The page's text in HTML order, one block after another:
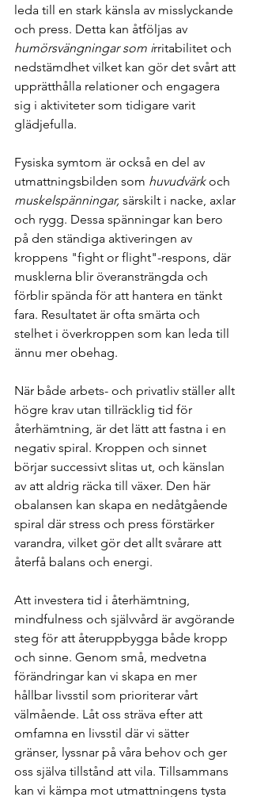
leda till en stark känsla av misslyckande
och press. Detta kan åtföljas av
humörsvängningar som irritabilitet och
nedstämdhet vilket kan gör det svårt att
upprätthålla relationer och engagera
sig i aktiviteter som tidigare varit
glädjefulla.
Fysiska symtom är också en del av
utmattningsbilden som huvudvärk och
muskelspänningar, särskilt i nacke, axlar
och rygg. Dessa spänningar kan bero
på den ständiga aktiveringen av
kroppens "fight or flight"-respons, där
musklerna blir överansträngda och
förblir spända för att hantera en tänkt
fara. Resultatet är ofta smärta och
stelhet i överkroppen som kan leda till
ännu mer obehag.
När både arbets- och privatliv ställer allt
högre krav utan tillräcklig tid för
återhämtning, är det lätt att fastna i en
negativ spiral. Kroppen och sinnet
börjar successivt slitas ut, och känslan
av att aldrig räcka till växer. Den här
obalansen kan skapa en nedåtgående
spiral där stress och press förstärker
varandra, vilket gör det allt svårare att
återfå balans och energi.
Att investera tid i återhämtning,
mindfulness och självvård är avgörande
steg för att återuppbygga både kropp
och sinne. Genom små, medvetna
förändringar kan vi skapa en mer
hållbar livsstil som prioriterar vårt
välmående. Låt oss sträva efter att
omfamna en livsstil där vi sätter
gränser, lyssnar på våra behov och ger
oss själva tillstånd att vila. Tillsammans
kan vi kämpa mot utmattningens tysta